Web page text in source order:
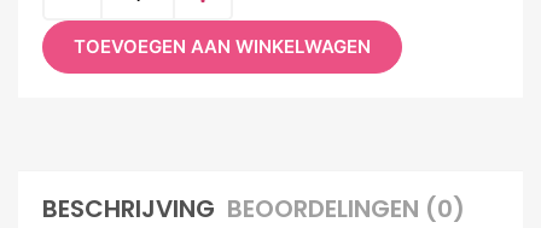
TOEVOEGEN AAN WINKELWAGEN
BESCHRIJVING BEOORDELINGEN (0)